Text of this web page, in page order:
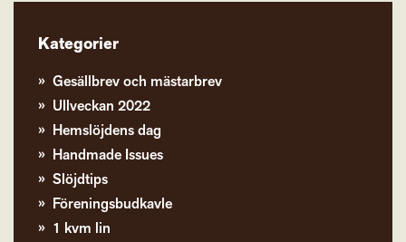
Kategorier
Gesällbrev och mästarbrev
Ullveckan 2022
Hemslöjdens dag
Handmade Issues
Slöjdtips
Föreningsbudkavle
1 kvm lin